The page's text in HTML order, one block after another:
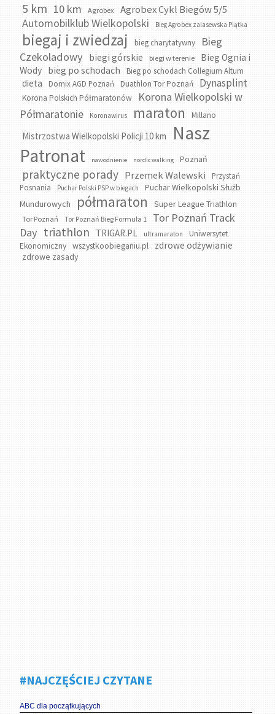
5 km 10 km Agrobex Agrobex Cykl Biegów 5/5
Automobilklub Wielkopolski Bieg Agrobex zalasewska Piątka
biegaj i zwiedzaj bieg charytatywny
Bieg
Czekoladowy
biegi górskie biegi w terenie
Bieg Ognia i
Wody bieg po schodach Bieg po schodach Collegium Altum
dieta Domix AGD Poznań Duathlon Tor Poznań Dynasplint
Korona Polskich Półmaratonów
Korona Wielkopolski w
Półmaratonie
Koronawirus maraton Millano
Mistrzostwa Wielkopolski Policji 10 km
Nasz
Patronat
nawodnienie nordic walking Poznań
praktyczne porady Przemek Walewski
Przystań
Posnania
Puchar Polski PSP w biegach
Puchar Wielkopolski Służb
Mundurowych
półmaraton Super League Triathlon
Tor Poznań Tor Poznań Bieg Formuła 1
Tor Poznań Track
Day triathlon TRIGAR.PL ultramaraton
Uniwersytet
Ekonomiczny
wszystkoobieganiu.pl zdrowe odżywianie
zdrowe zasady
#NAJCZĘŚCIEJ CZYTANE
ABC dla początkujących